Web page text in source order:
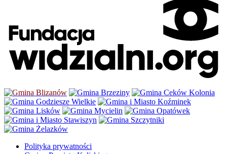
Polityka prywatności